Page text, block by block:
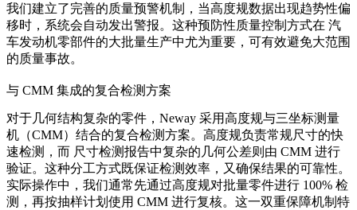
我们建立了完善的质量预警机制，当高度规数据出现趋势性偏
移时，系统会自动发出警报。这种预防性质量控制方式在 汽
车发动机零部件的大批量生产中尤为重要，可有效避免大范围
的质量事故。
与 CMM 集成的复合检测方案
对于几何结构复杂的零件，Neway 采用高度规与三坐标测量
机（CMM）结合的复合检测方案。高度规负责常规尺寸的快
速检测，而 尺寸检测报告中复杂的几何公差则由 CMM 进行
验证。这种分工方式既保证检测效率，又确保结果的可靠性。
实际操作中，我们通常先通过高度规对批量零件进行 100% 检
测，再按抽样计划使用 CMM 进行复核。这一双重保障机制特